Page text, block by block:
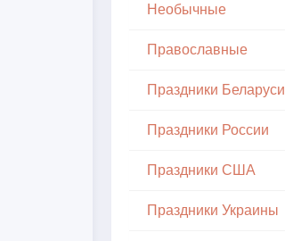
Необычные
Православные
Праздники Беларуси
Праздники России
Праздники США
Праздники Украины